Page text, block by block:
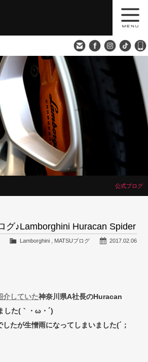
公式ブログ
グ♪Lamborghini Huracan Spider
2017.02.06
Lamborghini, MATSUブログ
介していた神奈川県A社長のHuracan
た(｀・ω・´)ゞ
たが生憎雨になってしまいました(´；